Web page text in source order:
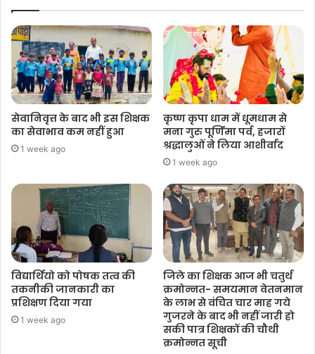
सेवानिवृत्त के बाद भी इस शिक्षक
का सेवाभाव कम नहीं हुआ
1 week ago
कृष्ण कृपा धाम में धूमधाम से
मना गुरु पूर्णिमा पर्व, हजारों
श्रद्धालुओं ने लिया आशीर्वाद
1 week ago
विद्यार्थियो को पोषक तत्व की
तकनीकी जानकारी का
प्रशिक्षण दिया गया
1 week ago
जिले का शिक्षक आज भी चतुर्थ
क्रमोन्नत- समयमान वेतनमान
के लाभ से वंचित चार माह गये
गुजरने के बाद भी नहीं जारी हो
सकी पात्र शिक्षकों की चौथी
क्रमोन्नत सूची